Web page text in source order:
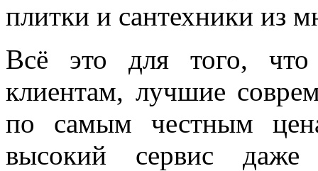
плитки и сантехники из
Всё это для того,
клиентам, лучшие
по самым честным
высокий сервис даже